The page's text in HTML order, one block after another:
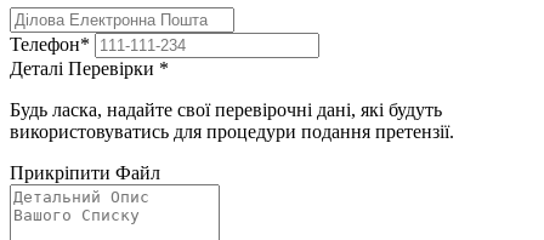
Телефон*
Деталі Перевірки *
Будь ласка, надайте свої перевірочні дані, які будуть
використовуватись для процедури подання претензії.
Прикріпити Файл